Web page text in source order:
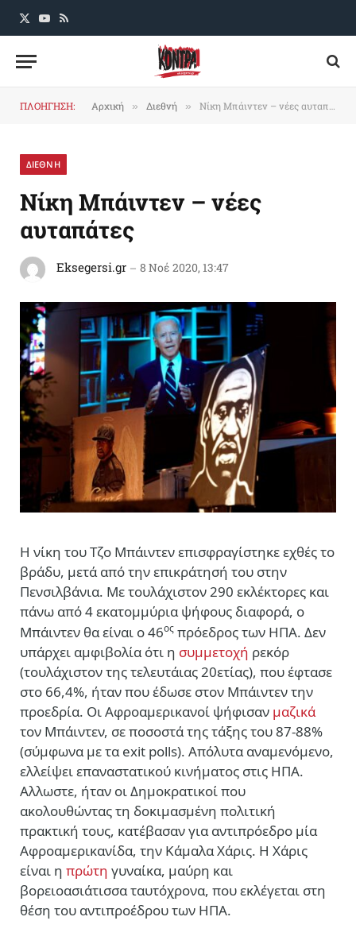
X
YouTube
RSS
ΠΛΟΗΓΗΣΗ: Αρχική » Διεθνή » Νίκη Μπάιντεν – νέες αυταπάτες
ΔΙΕΘΝΗ
Νίκη Μπάιντεν – νέες
αυταπάτες
Eksegersi.gr 8 Νοέ 2020, 13:47
Η νίκη του Τζο Μπάιντεν επισφραγίστηκε εχθές το
βράδυ, μετά από την επικράτησή του στην
Πενσιλβάνια. Με τουλάχιστον 290 εκλέκτορες και
πάνω από 4 εκατομμύρια ψήφους διαφορά, ο
Μπάιντεν θα είναι ο 46ος πρόεδρος των ΗΠΑ. Δεν
υπάρχει αμφιβολία ότι η συμμετοχή ρεκόρ
(τουλάχιστον της τελευτάιας 20ετίας), που έφτασε
στο 66,4%, ήταν που έδωσε στον Μπάιντεν την
προεδρία. Οι Αφροαμερικανοί ψήφισαν μαζικά
τον Μπάιντεν, σε ποσοστά της τάξης του 87-88%
(σύμφωνα με τα exit polls). Απόλυτα αναμενόμενο,
ελλείψει επαναστατικού κινήματος στις ΗΠΑ.
Αλλωστε, ήταν οι Δημοκρατικοί που
ακολουθώντας τη δοκιμασμένη πολιτική
πρακτική τους, κατέβασαν για αντιπρόεδρο μία
Αφροαμερικανίδα, την Κάμαλα Χάρις. Η Χάρις
είναι η πρώτη γυναίκα, μαύρη και
βορειοασιάτισσα ταυτόχρονα, που εκλέγεται στη
θέση του αντιπροέδρου των ΗΠΑ.